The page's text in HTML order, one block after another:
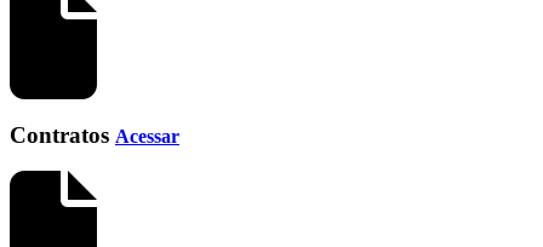
Contratos Acessar